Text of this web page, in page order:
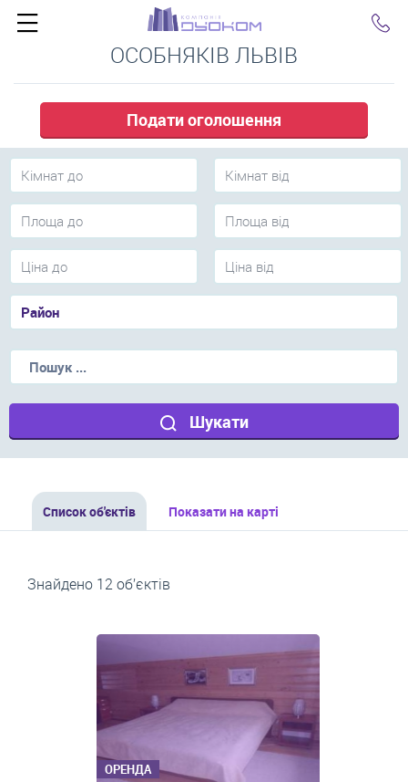
ПОДОБОВА ОРЕНДА БУДИНКІВ,
ОСОБНЯКІВ ЛЬВІВ
Подати оголошення
Шукати
Список об'єктів Показати на карті
Знайдено 12 об’єктів
ОРЕНДА